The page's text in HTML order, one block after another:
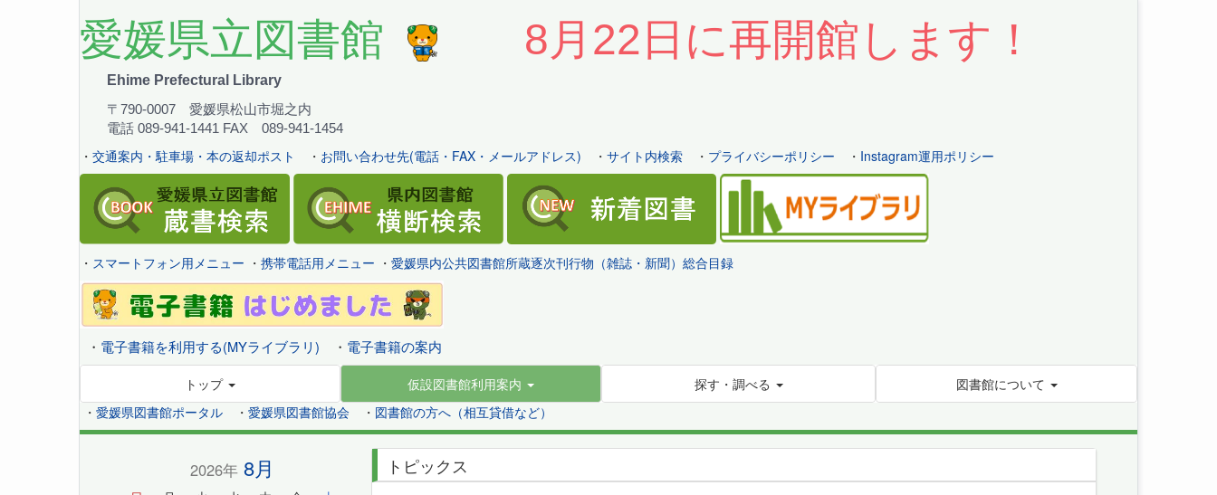
愛媛県立図書館 8月22日に再開館します！
Ehime Prefectural Library
〒790-0007 愛媛県松山市堀之内
電話 089-941-1441 FAX 089-941-1454
・ 交通案内・駐車場・本の返却ポスト ・ お問い合わせ先(電話・FAX・メールアドレス) ・ サイト内検索 ・ プライバシーポリシー ・ Instagram運用ポリシー
・ スマートフォン用メニュー ・ 携帯電話用メニュー ・ 愛媛県内公共図書館所蔵逐次刊行物（雑誌・新聞）総合目録
・ 電子書籍を利用する(MYライブラリ) ・ 電子書籍の案内
トップ 仮設図書館利用案内 探す・調べる
図書館について
・ 愛媛県図書館ポータル ・ 愛媛県図書館協会 ・ 図書館の方へ（相互貸借など）
トピックス
2026年 8月